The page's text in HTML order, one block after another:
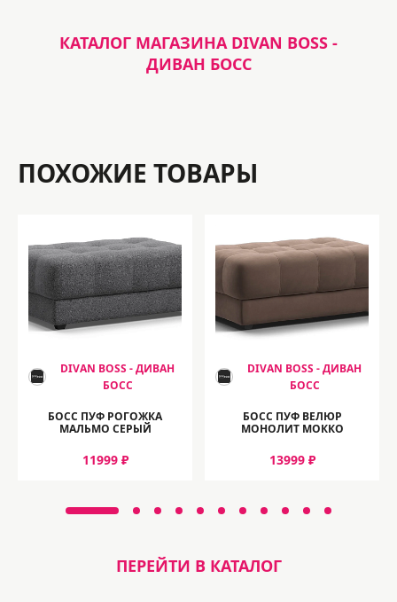
КАТАЛОГ МАГАЗИНА DIVAN BOSS -
ДИВАН БОСС
ПОХОЖИЕ ТОВАРЫ
DIVAN BOSS - ДИВАН
БОСС
БОСС ПУФ РОГОЖКА
МАЛЬМО СЕРЫЙ
11999 ₽
DIVAN BOSS - ДИВАН
БОСС
БОСС ПУФ ВЕЛЮР
МОНОЛИТ МОККО
13999 ₽
ПЕРЕЙТИ В КАТАЛОГ